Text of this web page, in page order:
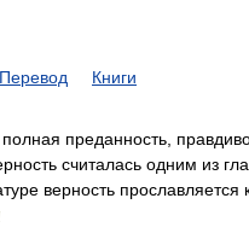
Перевод Книги
преданность,
считалась одним из
верность